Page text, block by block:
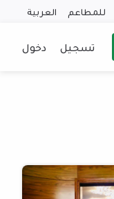
للمطاعم العربية
تسجيل دخول